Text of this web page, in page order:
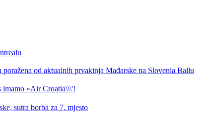
od aktualnih prvakinja Mađarske na Slovenia Ballu
imamo »Air Croatia\\\'!
sutra borba za 7. mjesto